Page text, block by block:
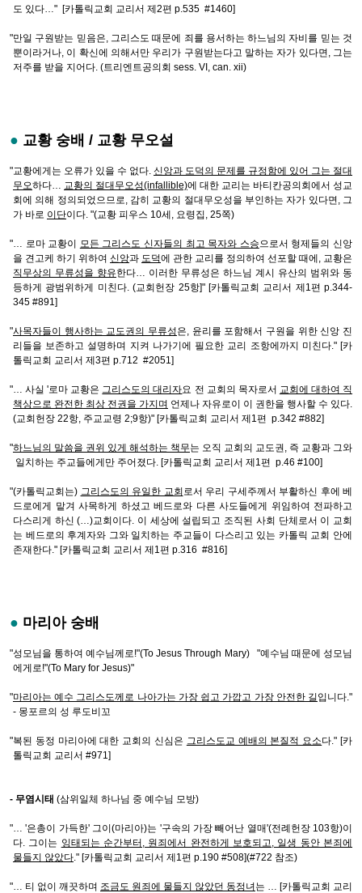
도 있다…" [카톨릭교회 교리서 제2편 p.535 #1460]
"만일 구원받는 믿음은, 그리스도 때문에 죄를 용서하는 하느님의 자비를 믿는 것
뿐이라거나, 이 확신에 의해서만 우리가 구원받는다고 말하는 자가 있다면, 그는
저주를 받을 지어다. (트리엔트공의회 sess. VI, can. xii)
● 교황 숭배 / 교황 무오설
"교황에게는 오류가 있을 수 없다. 신앙과 도덕의 문제를 규정함에 있어 그는 절대
무오하다… 교황의 절대무오성(infallible)에 대한 교리는 바티칸공의회에서 성교
회에 의해 정의되었으므로, 감히 교황의 절대무오성을 부인하는 자가 있다면, 그
가 바로 이단이다. "(교황 피우스 10세, 요령집, 25쪽)
"… 로마 교황이 모든 그리스도 신자들의 최고 목자와 스승으로서 형제들의 신앙
을 견고케 하기 위하여 신앙과 도덕에 관한 교리를 정의하여 선포할 때에, 교황은
직무상의 무류성을 향유한다… 이러한 무류성은 하느님 계시 유산의 범위와 동
등하게 광범위하게 미친다. (교회헌장 25항]" [카톨릭교회 교리서 제1편 p.344-
345 #891]
"사목자들이 행사하는 교도권의 무류성은, 윤리를 포함해서 구원을 위한 신앙 진
리들을 보존하고 설명하며 지켜 나가기에 필요한 교리 조항에까지 미친다." [카
톨릭교회 교리서 제3편 p.712 #2051]
"… 사실 '로마 교황은 그리스도의 대리자요 전 교회의 목자로서 교회에 대하여 직
책상으로 완전한 최상 전권을 가지며 언제나 자유로이 이 권한을 행사할 수 있다.
(교회헌장 22항, 주교교령 2;9항)" [카톨릭교회 교리서 제1편 p.342 #882]
"하느님의 말씀을 권위 있게 해석하는 책무는 오직 교회의 교도권, 즉 교황과 그와
일치하는 주교들에게만 주어졌다. [카톨릭교회 교리서 제1편 p.46 #100]
"(카톨릭교회는) 그리스도의 유일한 교회 로서 우리 구세주께서 부활하신 후에 베
드로에게 맡겨 사목하게 하셨고 베드로와 다른 사도들에게 위임하여 전파하고
다스리게 하신 (…)교회이다. 이 세상에 설립되고 조직된 사회 단체로서 이 교회
는 베드로의 후계자와 그와 일치하는 주교들이 다스리고 있는 카톨릭 교회 안에
존재한다." [카톨릭교회 교리서 제1편 p.316 #816]
● 마리아 숭배
"성모님을 통하여 예수님께로!"(To Jesus Through Mary) "예수님 때문에 성모님
에게로!"(To Mary for Jesus)"
"마리아는 예수 그리스도께로 나아가는 가장 쉽고 가깝고 가장 안전한 길 입니다."
- 몽포르의 성 루도비꼬
"복된 동정 마리아에 대한 교회의 신심은 그리스도교 예배의 본질적 요소다." [카
톨릭교회 교리서 #971]
- 무염시태 (삼위일체 하나님 중 예수님 모방)
"… '은총이 가득한' 그이(마리아)는 '구속의 가장 빼어난 열매'(전례헌장 103항)이
다. 그이는 잉태되는 순간부터, 원죄에서 완전하게 보호되고, 일생 동안 본죄에
물들지 않았다." [카톨릭교회 교리서 제1편 p.190 #508](#722 참조)
"… 티 없이 깨끗하며 조금도 원죄에 물들지 않았던 동정녀 는 … [카톨릭교회 교리